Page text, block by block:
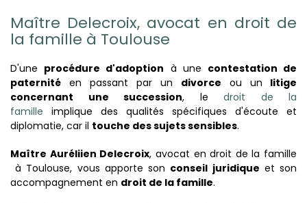
Maître Delecroix, avocat en droit de
la famille à Toulouse
D'une procédure d'adoption à une contestation de
paternité en passant par un divorce ou un litige
concernant une succession, le droit de la
famille implique des qualités spécifiques d'écoute et
diplomatie, car il touche des sujets sensibles.
Maître Auréliien Delecroix, avocat en droit de la famille
à Toulouse, vous apporte son conseil juridique et son
accompagnement en droit de la famille.